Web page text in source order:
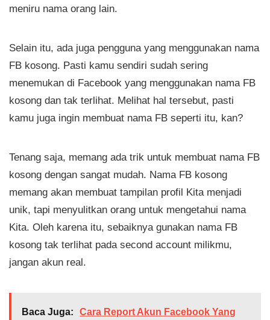
meniru nama orang lain.
Selain itu, ada juga pengguna yang menggunakan nama
FB kosong. Pasti kamu sendiri sudah sering
menemukan di Facebook yang menggunakan nama FB
kosong dan tak terlihat. Melihat hal tersebut, pasti
kamu juga ingin membuat nama FB seperti itu, kan?
Tenang saja, memang ada trik untuk membuat nama FB
kosong dengan sangat mudah. Nama FB kosong
memang akan membuat tampilan profil Kita menjadi
unik, tapi menyulitkan orang untuk mengetahui nama
Kita. Oleh karena itu, sebaiknya gunakan nama FB
kosong tak terlihat pada second account milikmu,
jangan akun real.
Baca Juga:
Cara Report Akun Facebook Yang